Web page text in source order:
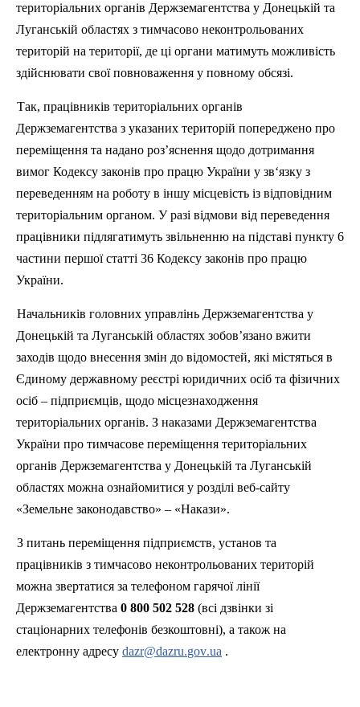
територіальних органів Держземагентства у Донецькій та
Луганській областях з тимчасово неконтрольованих
територій на території, де ці органи матимуть можливість
здійснювати свої повноваження у повному обсязі.
Так, працівників територіальних органів
Держземагентства з указаних територій попереджено про
переміщення та надано роз’яснення щодо дотримання
вимог Кодексу законів про працю України у зв‘язку з
переведенням на роботу в іншу місцевість із відповідним
територіальним органом. У разі відмови від переведення
працівники підлягатимуть звільненню на підставі пункту 6
частини першої статті 36 Кодексу законів про працю
України.
Начальників головних управлінь Держземагентства у
Донецькій та Луганській областях зобов’язано вжити
заходів щодо внесення змін до відомостей, які містяться в
Єдиному державному реєстрі юридичних осіб та фізичних
осіб – підприємців, щодо місцезнаходження
територіальних органів. З наказами Держземагентства
України про тимчасове переміщення територіальних
органів Держземагентства у Донецькій та Луганській
областях можна ознайомитися у розділі веб-сайту
«Земельне законодавство» – «Накази».
З питань переміщення підприємств, установ та
працівників з тимчасово неконтрольованих територій
можна звертатися за телефоном гарячої лінії
Держземагентства 0 800 502 528 (всі дзвінки зі
стаціонарних телефонів безкоштовні), а також на
електронну адресу dazr@dazru.gov.ua .